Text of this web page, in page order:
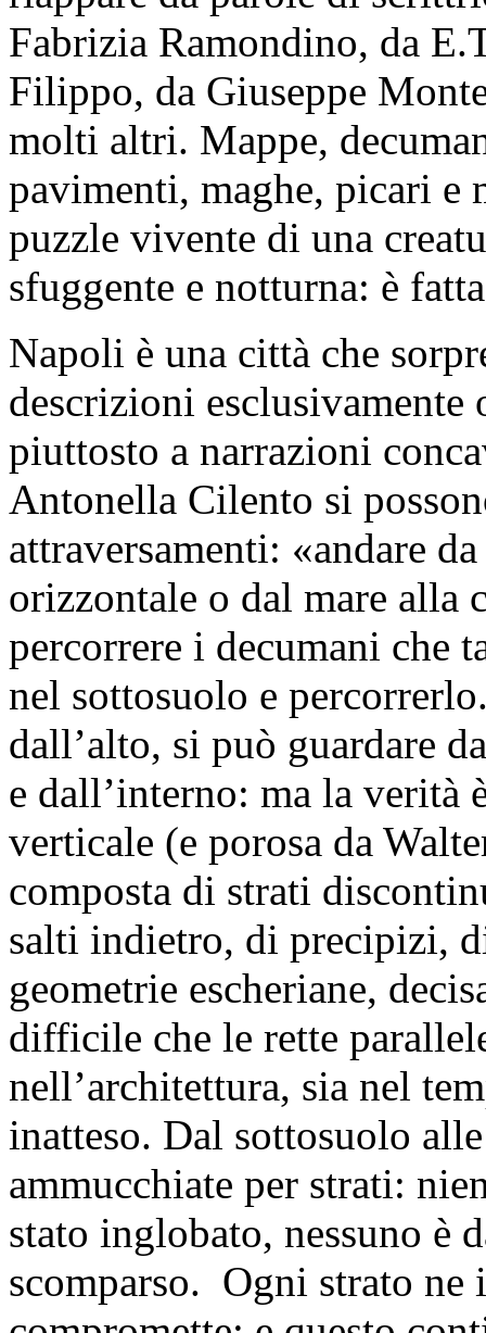
Fabrizia Ramondino, da
Filippo, da Giuseppe
molti altri. Mappe,
pavimenti, maghe, picari e
puzzle vivente di una
sfuggente e notturna: è
Napoli è una città che
descrizioni
piuttosto a narrazioni
Antonella Cilento si
attraversamenti: «andare
orizzontale o dal mare alla
percorrere i decumani che
nel sottosuolo e
dall’alto, si può guardare
e dall’interno: ma la verità
verticale (e porosa da
composta di strati
salti indietro, di precipizi,
geometrie escheriane,
difficile che le rette
nell’architettura, sia nel
inatteso. Dal sottosuolo
ammucchiate per strati:
stato inglobato, nessuno è
scomparso. Ogni strato ne